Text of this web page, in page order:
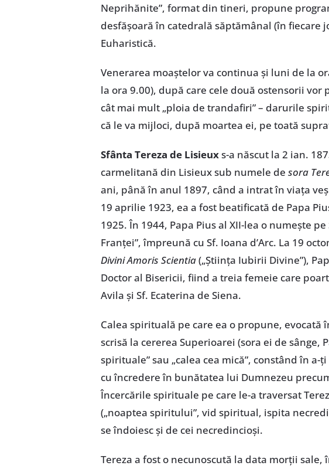
Neprihănite”, format din tineri, propune
desfăşoară în catedrală săptămânal (în fiecare
Euharistică.
Venerarea moaştelor va continua şi luni de la
la ora 9.00), după care cele două ostensorii
cât mai mult „ploia de trandafiri” – darurile
că le va mijloci, după moartea ei, pe toată
Sfânta Tereza de Lisieuxs-a născut la 2 ian.
carmelitană din Lisieux sub numele de sora
ani, până în anul 1897, când a intrat în viaţa
19 aprilie 1923, ea a fost beatificată de Papa
1925. În 1944, Papa Pius al XII-lea o numeşte
Franţei”, împreună cu Sf. Ioana d’Arc. La 19
Divini Amoris Scientia(„Ştiinţa Iubirii Divine”),
Doctor al Bisericii, fiind a treia femeie care
Avila şi Sf. Ecaterina de Siena.
Calea spirituală pe care ea o propune, evocată
scrisă la cererea Superioarei (sora ei de sânge,
spirituale” sau „calea cea mică”, constând în
cu încredere în bunătatea lui Dumnezeu
Încercările spirituale pe care le-a traversat
(„noaptea spiritului”, vid spiritual, ispita
se îndoiesc şi de cei necredincioşi.
Tereza a fost o necunoscută la data morţii sale,